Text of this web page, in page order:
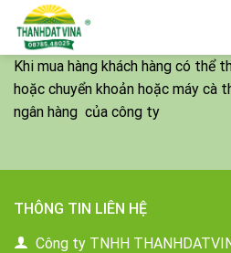
content
Khi mua hàng khách hàng có thể
hoặc chuyển khoản hoặc máy cà
ngân hàng của công ty
THÔNG TIN LIÊN HỆ
Công ty TNHH